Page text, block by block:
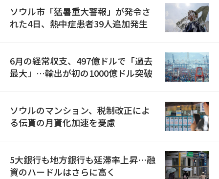
ソウル市「猛暑重大警報」が発令さ
れた4日、熱中症患者39人追加発生
6月の経常収支、497億ドルで「過去
最大」…輸出が初の1000億ドル突破
ソウルのマンション、税制改正によ
る伝貰の月貰化加速を憂慮
5大銀行も地方銀行も延滞率上昇…融
資のハードルはさらに高く